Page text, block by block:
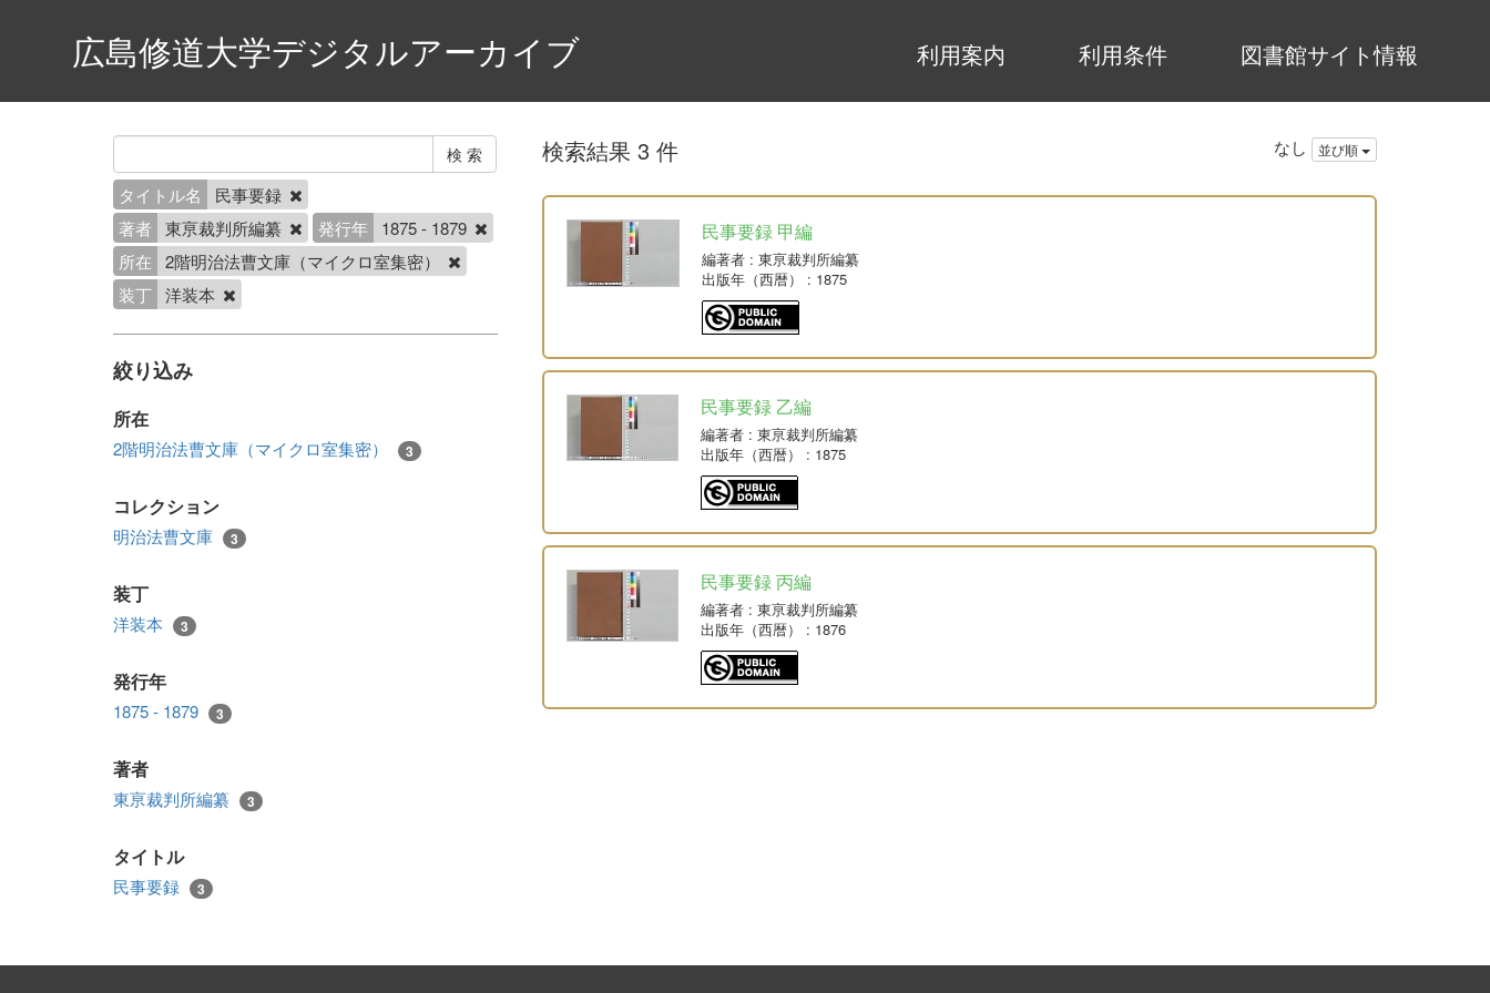
利用案内 利用条件 図書館サイト情報
広島修道大学デジタルアーカイブ
タイトル名
民事要録
著者
東亰裁判所編纂 発行年
1875 - 1879
所在
2階明治法曹文庫（マイクロ室集密）
装丁 洋装本
絞り込み
所在
2階明治法曹文庫（マイクロ室集密） 3
コレクション
明治法曹文庫 3
装丁
洋装本 3
発行年
1875 - 1879 3
著者
東亰裁判所編纂 3
タイトル
民事要録 3
検索結果 3 件 なし 並び順
民事要録 甲編
編著者: 東亰裁判所編纂
出版年（西暦）
: 1875
民事要録 乙編
編著者: 東亰裁判所編纂
出版年（西暦）
: 1875
民事要録 丙編
編著者: 東亰裁判所編纂
出版年（西暦）
: 1876